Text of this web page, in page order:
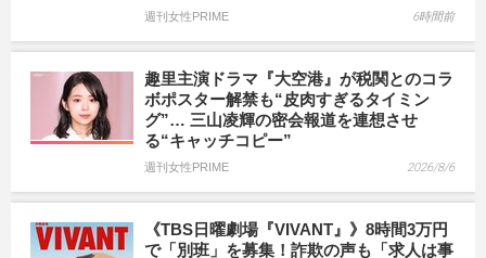
週刊女性PRIME 6時間前
趣里主演ドラマ『大空港』が税関とのコラ
ボポスター解禁も“皮肉すぎるタイミン
グ”… 三山凌輝の密会報道を連想させ
る“キャッチコピー”
週刊女性PRIME 2026/8/6
《TBS日曜劇場『VIVANT』》8時間3万円
で「別班」を募集！詐欺の声も「求人は事